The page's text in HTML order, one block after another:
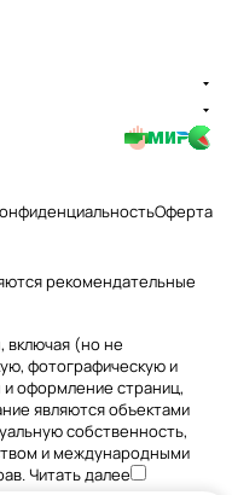
Оферта
рекомендательные
включая (но не
фотографическую и
оформление страниц,
являются объектами
собственность,
и международными
Читать далее